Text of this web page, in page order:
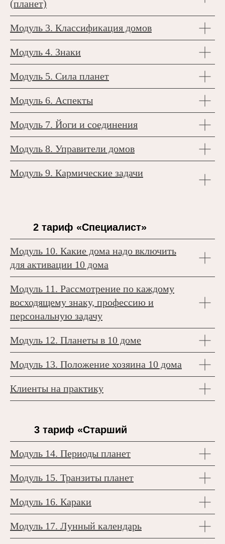
(планет)
Модуль 3. Классификация домов
Модуль 4. Знаки
Модуль 5. Сила планет
Модуль 6. Аспекты
Модуль 7. Йоги и соединения
Модуль 8. Управители домов
Модуль 9. Кармические задачи
2 тариф «Специалист»
Модуль 10. Какие дома надо включить
для активации 10 дома
Модуль 11. Рассмотрение по каждому
восходящему знаку, профессию и
персональную задачу
Модуль 12. Планеты в 10 доме
Модуль 13. Положение хозяина 10 дома
Клиенты на практику
3 тариф «Старший
специалист»
Модуль 14. Периоды планет
Модуль 15. Транзиты планет
Модуль 16. Караки
Модуль 17. Лунный календарь